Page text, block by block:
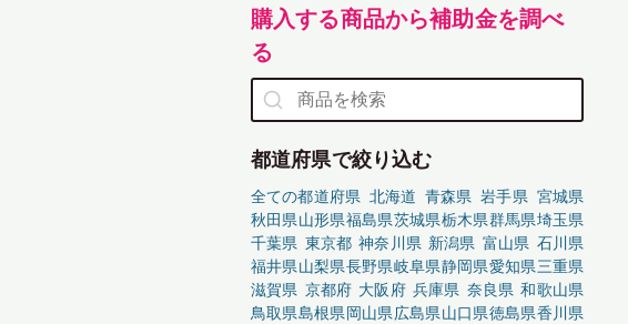
購入する商品から補助金を調べ
る
都道府県で絞り込む
全ての都道府県 北海道 青森県 岩手県 宮城県
秋田県山形県福島県茨城県栃木県群馬県埼玉県
千葉県 東京都 神奈川県 新潟県 富山県 石川県
福井県山梨県長野県岐阜県静岡県愛知県三重県
滋賀県 京都府 大阪府 兵庫県 奈良県 和歌山県
鳥取県島根県岡山県広島県山口県徳島県香川県